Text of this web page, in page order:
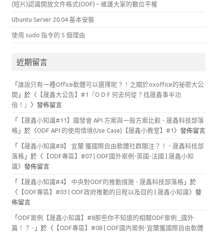
(短片)認識開放文件格式(ODF) – 維護大家的數位平權
Ubuntu Server 20.04 基本安裝
使用 sudo 指令的 5 個理由
近期留言
「 誰說只有一種Office軟體可以選擇呢？！之關於oxoffice的祕密大公
開 」於〈 【晟鑫大公告】#1『O D F 何去何從？找晟鑫事半功
倍！』 〉發佈留言
「
【晟鑫小知識#11】國發會 API 方案與一般方案比較 - 晟鑫科技部落
格 」於〈ODF API 的使用情境(Use Case)【晟鑫小教室】#1 〉發佈留言
「
【晟鑫小知識#8】 宜蘭 獲國際自由軟體社群關注？！ - 晟鑫科技部
落格 」於〈 【ODF專區】#07 | ODF國外案例-英國-法國 | 晟鑫小知
識〉發佈留言
「 【晟鑫小知識#4】 中央對ODF的推動措施 - 晟鑫科技部落格 」於
〈 【ODF專區】#03 | ODF政府推動的日程以及目的 | 晟鑫小知識〉發
佈留言
「 ODF案例【晟鑫小知識】#8那些你不知道的相關ODF案例 _國外
篇！？ - 」於〈 【ODF專區】#08 | ODF國內案例-宜蘭獲國際自由軟體